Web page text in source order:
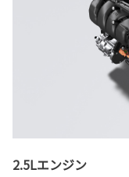
2.5Lエンジン